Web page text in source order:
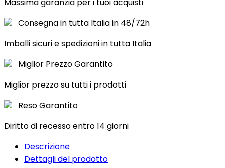
Consegna in tutta Italia in 48/72h
Imballi sicuri e spedizioni in tutta Italia
Miglior Prezzo Garantito
Miglior prezzo su tutti i prodotti
Reso Garantito
Diritto di recesso entro 14 giorni
Descrizione
Dettagli del prodotto